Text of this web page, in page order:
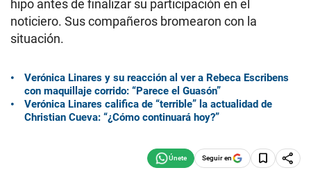
hipo antes de finalizar su participación en el
noticiero. Sus compañeros bromearon con la
situación.
Verónica Linares y su reacción al ver a Rebeca Escribens
con maquillaje corrido: “Parece el Guasón”
Verónica Linares califica de “terrible” la actualidad de
Christian Cueva: “¿Cómo continuará hoy?”
Seguir en